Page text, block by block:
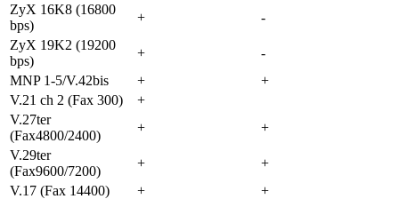
ZyX 16K8 (16800
bps)
+
-
ZyX 19K2 (19200
bps)
+
-
MNP 1-5/V.42bis
+
+
V.21 ch 2 (Fax 300)
+
V.27ter
(Fax4800/2400)
+
+
V.29ter
(Fax9600/7200)
+
+
V.17 (Fax 14400)
+
+